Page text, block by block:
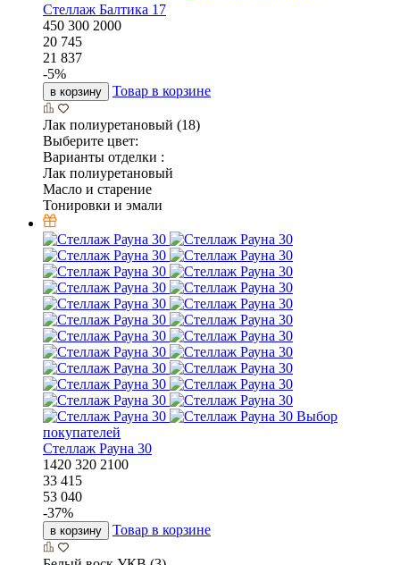
Стеллаж Балтика 17
450 300 2000
20 745
21 837
-5%
в корзину Товар в корзине
Лак полиуретановый (18)
Выберите цвет:
Варианты отделки :
Лак полиуретановый
Масло и старение
Тонировки и эмали
Выбор
покупателей
Стеллаж Рауна 30
1420 320 2100
33 415
53 040
-37%
в корзину Товар в корзине